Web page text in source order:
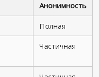
Анонимность
Полная
Частичная